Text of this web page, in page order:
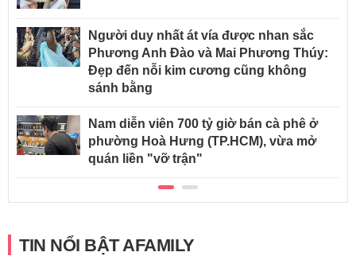
Người duy nhất át vía được nhan sắc
Phương Anh Đào và Mai Phương Thúy:
Đẹp đến nỗi kim cương cũng không
sánh bằng
Nam diễn viên 700 tỷ giờ bán cà phê ở
phường Hoà Hưng (TP.HCM), vừa mở
quán liền "vỡ trận"
TIN NỔI BẬT AFAMILY